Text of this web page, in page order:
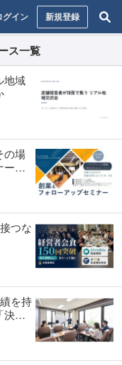
グイン 新規登録
ス一覧
地域
の場
ー」
つな
を持
決算